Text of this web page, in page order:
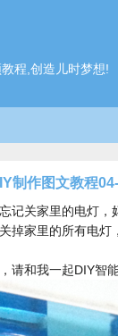
程,创造儿时梦想!
制作图文教程
记关家里的电灯，
掉家里的所有电灯
请和我一起DIY智能